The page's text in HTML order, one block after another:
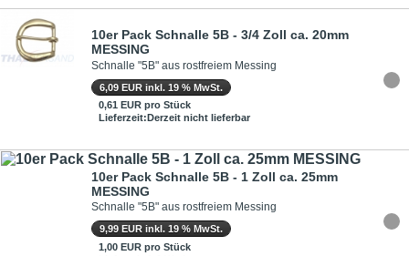
10er Pack Schnalle 5B - 3/4 Zoll ca. 20mm
MESSING
Schnalle "5B" aus rostfreiem Messing
6,09 EUR inkl. 19 % MwSt.
0,61 EUR pro Stück
Lieferzeit:Derzeit nicht lieferbar
10er Pack Schnalle 5B - 1 Zoll ca. 25mm
MESSING
Schnalle "5B" aus rostfreiem Messing
9,99 EUR inkl. 19 % MwSt.
1,00 EUR pro Stück